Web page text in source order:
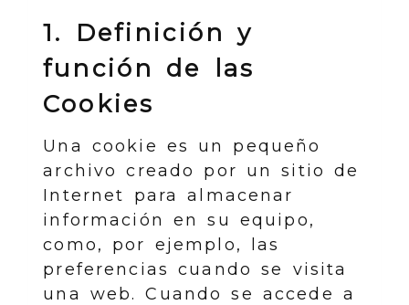
1. Definición y
función de las
Cookies
Una cookie es un pequeño
archivo creado por un sitio de
Internet para almacenar
información en su equipo,
como, por ejemplo, las
preferencias cuando se visita
una web. Cuando se accede a